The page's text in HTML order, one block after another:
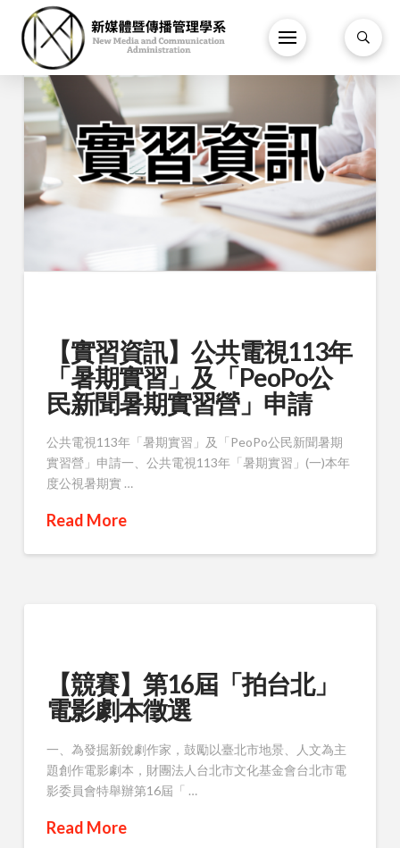
【實習資訊】公共電視113年
「暑期實習」及「PeoPo公
民新聞暑期實習營」申請
公共電視113年「暑期實習」及「PeoPo公民新聞暑期
實習營」申請一、公共電視113年「暑期實習」(一)本年
度公視暑期實 …
Read More
【競賽】第16屆「拍台北」
電影劇本徵選
一、為發掘新銳劇作家，鼓勵以臺北市地景、人文為主
題創作電影劇本，財團法人台北市文化基金會台北市電
影委員會特舉辦第16屆「 …
Read More